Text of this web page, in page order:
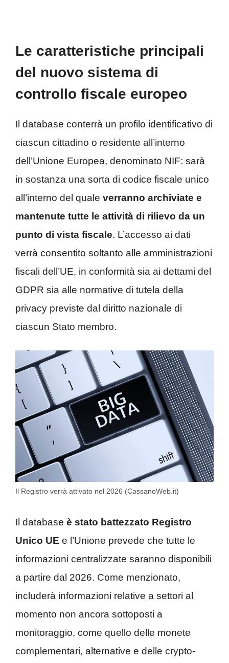
Le caratteristiche principali
del nuovo sistema di
controllo fiscale europeo
Il database conterrà un profilo identificativo di
ciascun cittadino o residente all’interno
dell’Unione Europea, denominato NIF: sarà
in sostanza una sorta di codice fiscale unico
all’interno del quale verranno archiviate e
mantenute tutte le attività di rilievo da un
punto di vista fiscale. L’accesso ai dati
verrà consentito soltanto alle amministrazioni
fiscali dell’UE, in conformità sia ai dettami del
GDPR sia alle normative di tutela della
privacy previste dal diritto nazionale di
ciascun Stato membro.
Il Registro verrà attivato nel 2026 (CassanoWeb.it)
Il database è stato battezzato Registro
Unico UE e l’Unione prevede che tutte le
informazioni centralizzate saranno disponibili
a partire dal 2026. Come menzionato,
includerà informazioni relative a settori al
momento non ancora sottoposti a
monitoraggio, come quello delle monete
complementari, alternative e delle crypto-